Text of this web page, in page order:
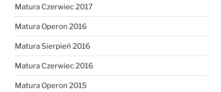
Matura Czerwiec 2017
Matura Operon 2016
Matura Sierpień 2016
Matura Czerwiec 2016
Matura Operon 2015